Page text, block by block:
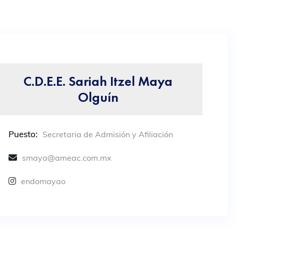
C.D.E.E. Sariah Itzel Maya
Olguín
Puesto: Secretaria de Admisión y Afiliación
smaya@ameac.com.mx
endomayao